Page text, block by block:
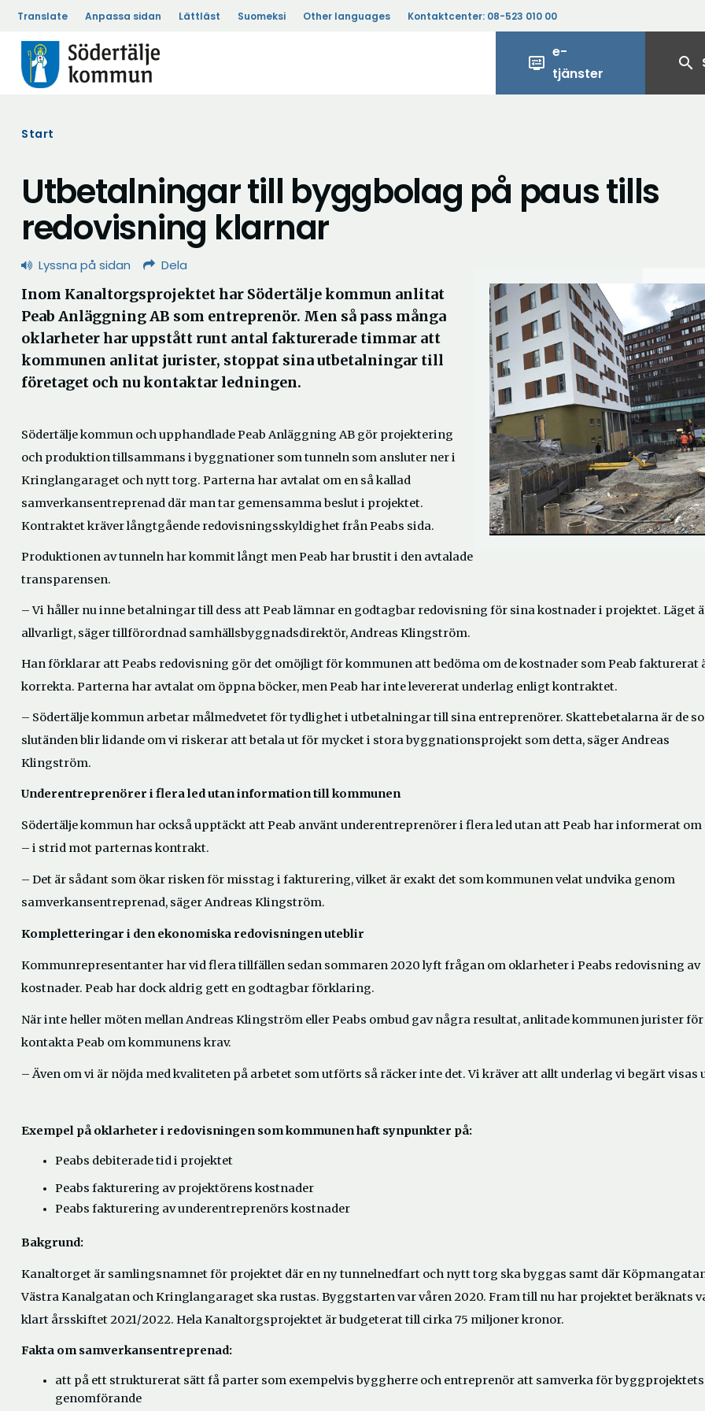
Translate Anpassa sidan Lättläst Suomeksi Other languages Kontaktcenter: 08-523 010 00
display_settings
e-
tjänster
search
Start
Utbetalningar till byggbolag på paus tills
redovisning klarnar
Lyssna på sidan Dela
Inom Kanaltorgsprojektet har Södertälje kommun anlitat
Peab Anläggning AB som entreprenör. Men så pass många
oklarheter har uppstått runt antal fakturerade timmar att
kommunen anlitat jurister, stoppat sina utbetalningar till
företaget och nu kontaktar ledningen.
Södertälje kommun och upphandlade Peab Anläggning AB gör projektering
och produktion tillsammans i byggnationer som tunneln som ansluter ner i
Kringlangaraget och nytt torg. Parterna har avtalat om en så kallad
samverkansentreprenad där man tar gemensamma beslut i projektet.
Kontraktet kräver långtgående redovisningsskyldighet från Peabs sida.
Produktionen av tunneln har kommit långt men Peab har brustit i den avtalade
transparensen.
– Vi håller nu inne betalningar till dess att Peab lämnar en godtagbar redovisning för sina kostnader i projektet. Läget
allvarligt, säger tillförordnad samhällsbyggnadsdirektör, Andreas Klingström.
Han förklarar att Peabs redovisning gör det omöjligt för kommunen att bedöma om de kostnader som Peab fakturerat
korrekta. Parterna har avtalat om öppna böcker, men Peab har inte levererat underlag enligt kontraktet.
– Södertälje kommun arbetar målmedvetet för tydlighet i utbetalningar till sina entreprenörer. Skattebetalarna är de
slutänden blir lidande om vi riskerar att betala ut för mycket i stora byggnationsprojekt som detta, säger Andreas
Klingström.
Underentreprenörer i flera led utan information till kommunen
Södertälje kommun har också upptäckt att Peab använt underentreprenörer i flera led utan att Peab har informerat om
– i strid mot parternas kontrakt.
– Det är sådant som ökar risken för misstag i fakturering, vilket är exakt det som kommunen velat undvika genom
samverkansentreprenad, säger Andreas Klingström.
Kompletteringar i den ekonomiska redovisningen uteblir
Kommunrepresentanter har vid flera tillfällen sedan sommaren 2020 lyft frågan om oklarheter i Peabs redovisning av
kostnader. Peab har dock aldrig gett en godtagbar förklaring.
När inte heller möten mellan Andreas Klingström eller Peabs ombud gav några resultat, anlitade kommunen jurister
kontakta Peab om kommunens krav.
– Även om vi är nöjda med kvaliteten på arbetet som utförts så räcker inte det. Vi kräver att allt underlag vi begärt visas
Exempel på oklarheter i redovisningen som kommunen haft synpunkter på:
Peabs debiterade tid i projektet
Peabs fakturering av projektörens kostnader
Peabs fakturering av underentreprenörs kostnader
Bakgrund:
Kanaltorget är samlingsnamnet för projektet där en ny tunnelnedfart och nytt torg ska byggas samt där
Västra Kanalgatan och Kringlangaraget ska rustas. Byggstarten var våren 2020. Fram till nu har projektet beräknats
klart årsskiftet 2021/2022. Hela Kanaltorgsprojektet är budgeterat till cirka 75 miljoner kronor.
Fakta om samverkansentreprenad:
att på ett strukturerat sätt få parter som exempelvis byggherre och entreprenör att samverka för byggprojektets
genomförande